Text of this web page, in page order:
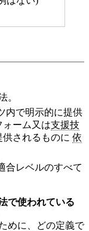
。
内で明示的に提供
ォーム又は支援技
供されるものに 依
合レベルのすべて
で使われている
めに、どの定義で